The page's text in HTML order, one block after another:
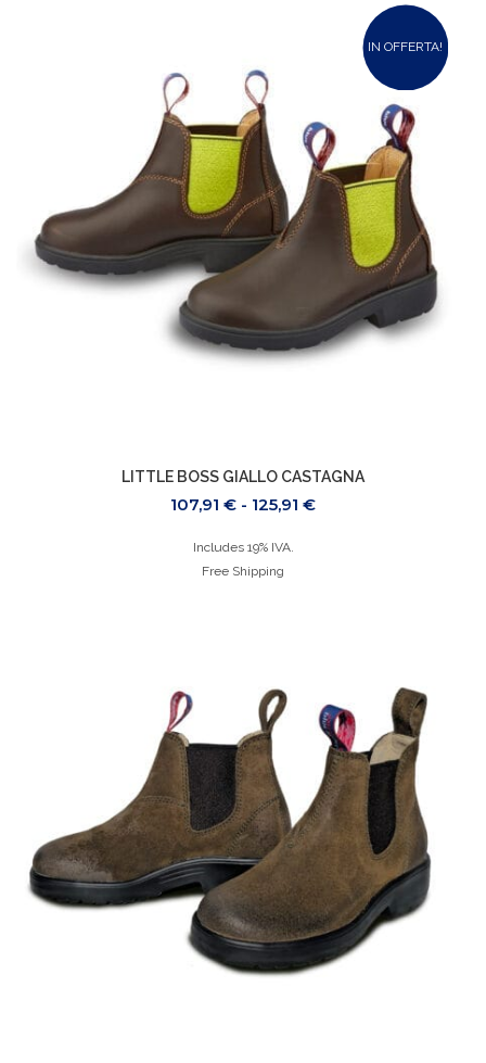
IN OFFERTA!
LITTLE BOSS GIALLO CASTAGNA
107,91 € - 125,91 €
Includes 19% IVA.
Free Shipping